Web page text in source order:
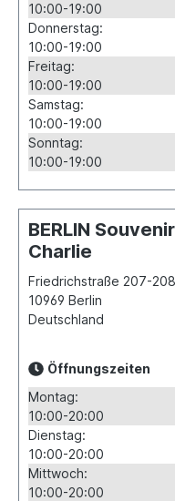
10:00-19:00
Donnerstag:
10:00-19:00
Freitag:
10:00-19:00
Samstag:
10:00-19:00
Sonntag:
10:00-19:00
BERLIN
Charlie
Friedrichstraße 207-208
10969 Berlin
Deutschland
Öffnungszeiten
Montag:
10:00-20:00
Dienstag:
10:00-20:00
Mittwoch:
10:00-20:00